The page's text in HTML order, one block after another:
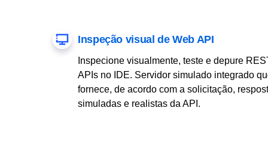
Inspeção visual de Web API
Inspecione visualmente, teste e depure
APIs no IDE. Servidor simulado integrado
fornece, de acordo com a solicitação,
simuladas e realistas da API.